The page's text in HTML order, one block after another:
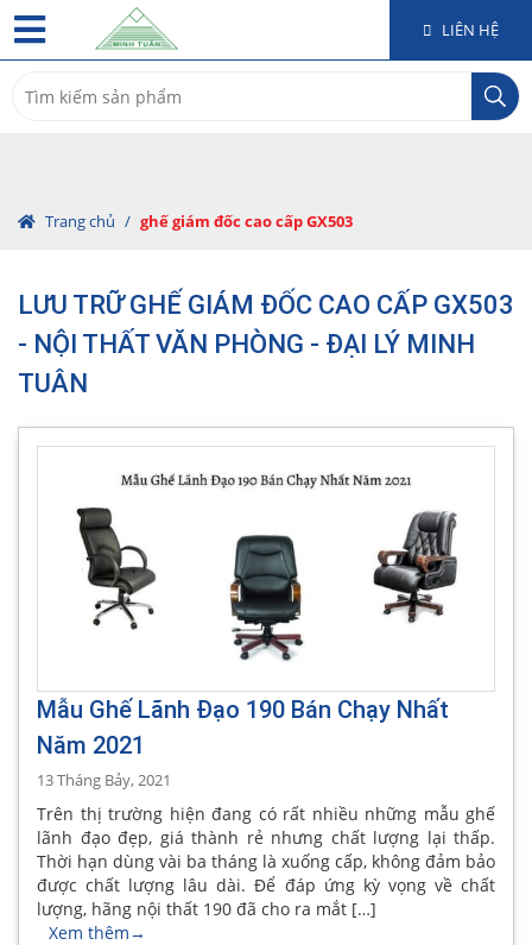
LIÊN HỆ
for:
Trang chủ / ghế giám đốc cao cấp GX503
LƯU TRỮ GHẾ GIÁM ĐỐC CAO CẤP GX503
- NỘI THẤT VĂN PHÒNG - ĐẠI LÝ MINH
TUÂN
Mẫu Ghế Lãnh Đạo 190 Bán Chạy Nhất
Năm 2021
13 Tháng Bảy, 2021
Trên thị trường hiện đang có rất nhiều những mẫu ghế
lãnh đạo đẹp, giá thành rẻ nhưng chất lượng lại thấp.
Thời hạn dùng vài ba tháng là xuống cấp, không đảm bảo
được chất lượng lâu dài. Để đáp ứng kỳ vọng về chất
lượng, hãng nội thất 190 đã cho ra mắt […]
Xem thêm→